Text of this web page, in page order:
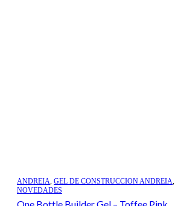
ANDREIA, GEL DE CONSTRUCCION ANDREIA,
NOVEDADES